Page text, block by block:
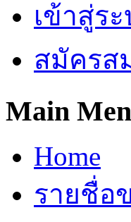
เข้าสู่ร
สมัครส
Main
Home
รายชื่อ